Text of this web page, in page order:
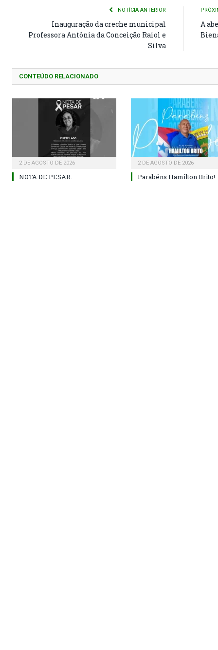
NOTÍCIA ANTERIOR
Inauguração da creche municipal
Professora Antônia da Conceição Raiol e
Silva
A
CONTEÚDO RELACIONADO
2 DE AGOSTO DE 2026
NOTA DE PESAR.
2 DE AGOSTO DE 2026
Parabéns Hamilton Brito!